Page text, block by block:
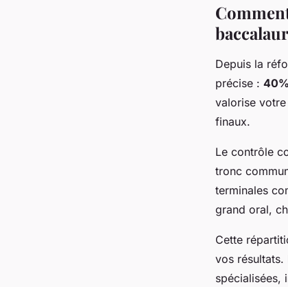
Depuis la
précise :
valorise
finaux.
Le contrôle
tronc
terminales
grand oral,
Cette
vos
spécialisées,